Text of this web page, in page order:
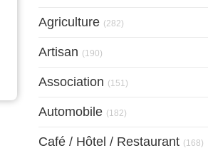
Agriculture (282)
Artisan (190)
Association (151)
Automobile (182)
Café / Hôtel / Restaurant (168)